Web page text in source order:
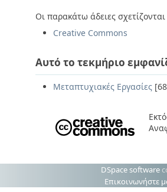
Οι παρακάτω άδειες
Creative Commons
Αυτό το τεκμήριο
Μεταπτυχιακές Εργασίες
DSpace software
Επικοινωνήστε